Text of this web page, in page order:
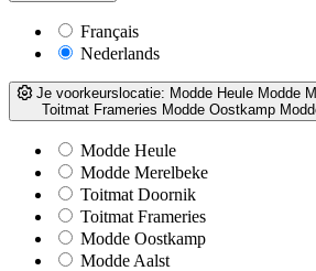
Français
Nederlands
Je voorkeurslocatie: Modde Heule Modde
Toitmat Frameries Modde Oostkamp
Modde Heule
Modde Merelbeke
Toitmat Doornik
Toitmat Frameries
Modde Oostkamp
Modde Aalst